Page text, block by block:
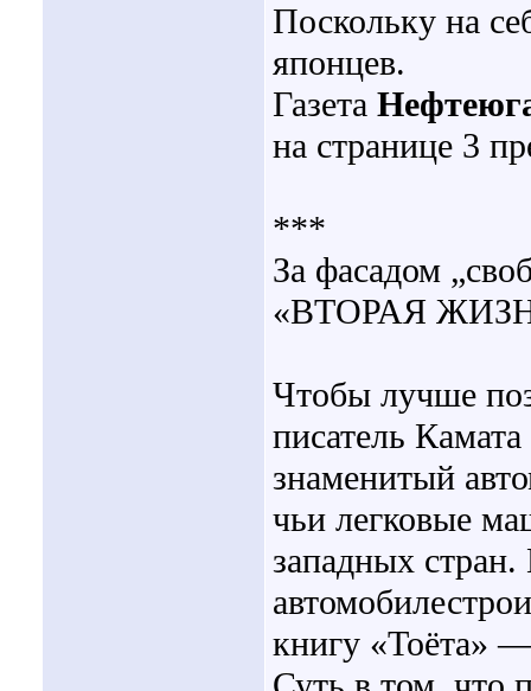
Поскольку на
японцев.
Газета
на странице 3
***
За фасадом
«ВТОРАЯ
Чтобы лучше
писатель
знаменитый
чьи легковые
западных стран.
книгу «Тоёта»